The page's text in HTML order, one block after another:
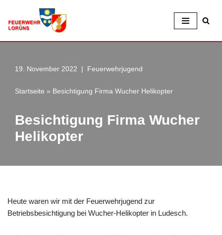
Zum
19. November 2022 Feuerwehrjugend
Startseite » Besichtigung Firma Wucher Helikopter
Besichtigung Firma Wucher
Helikopter
Heute waren wir mit der Feuerwehrjugend zur
Betriebsbesichtigung bei Wucher-Helikopter in Ludesch.